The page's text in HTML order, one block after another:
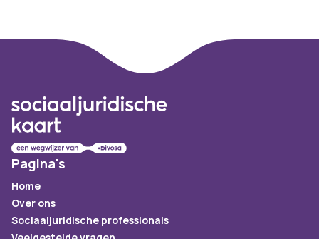
Pagina's
Home
Over ons
Sociaaljuridische professionals